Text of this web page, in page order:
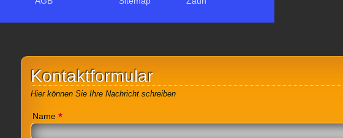
Kontaktformular
Hier können Sie Ihre Nachricht schreiben
Name *